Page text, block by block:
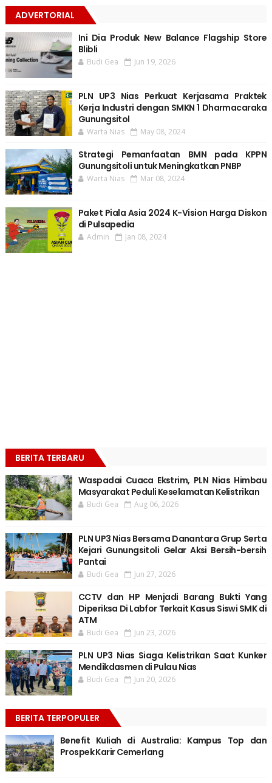
ADVERTORIAL
Ini Dia Produk New Balance Flagship Store
Blibli
Budi Gea Jun 19, 2026
PLN UP3 Nias Perkuat Kerjasama Praktek
Kerja Industri dengan SMKN 1 Dharmacaraka
Gunungsitol
Warta Nias May 08, 2024
Strategi Pemanfaatan BMN pada KPPN
Gunungsitoli untuk Meningkatkan PNBP
Warta Nias Mar 08, 2024
Paket Piala Asia 2024 K-Vision Harga Diskon
di Pulsapedia
Admin Jan 08, 2024
BERITA TERBARU
Waspadai Cuaca Ekstrim, PLN Nias Himbau
Masyarakat Peduli Keselamatan Kelistrikan
Budi Gea Aug 06, 2026
PLN UP3 Nias Bersama Danantara Grup Serta
Kejari Gunungsitoli Gelar Aksi Bersih-bersih
Pantai
Budi Gea Jun 27, 2026
CCTV dan HP Menjadi Barang Bukti Yang
Diperiksa Di Labfor Terkait Kasus Siswi SMK di
ATM
Budi Gea Jun 23, 2026
PLN UP3 Nias Siaga Kelistrikan Saat Kunker
Mendikdasmen di Pulau Nias
Budi Gea Jun 20, 2026
BERITA TERPOPULER
Benefit Kuliah di Australia: Kampus Top dan
Prospek Karir Cemerlang